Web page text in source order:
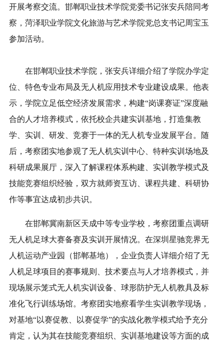
开展考察交流。邯郸职业技术学院党委书记张安兵陪同考
察，菏泽职业学院文化旅游与艺术学院党总支书记周宝玉
参加活动。
在邯郸职业技术学院，张安兵详细介绍了学院办学定
位、特色专业布局及无人机应用技术专业建设成果。他表
示，学院立足低空经济发展需求，构建“岗课赛证”深度融
合的人才培养模式，依托校企共建实训基地，打造集教
学、实训、研发、竞赛于一体的无人机专业发展平台。随
后，考察团实地参观了无人机实训中心、特种实训场地及
科研成果展厅，深入了解课程体系构建、实训教学模式及
技能竞赛组织经验，双方就师资互访、课程共建、科研协
作等事宜达成初步共识。
在邯郸冀南新区天成中等专业学校，考察团重点调研
无人机足球大赛备赛及实训开展情况。在深圳星驰竞界无
人机运动产业园（邯郸基地），企业负责人详细介绍了无
人机足球项目的赛事规则、技术要点与人才培养模式，并
现场展示笼式无人机实训设备、球形防护无人机教具及标
准化飞行训练场馆。考察团实地察看学生实训教学现场，
对基地“以赛促教、以赛促学”的实战化教学模式给予充分
肯定，认为其在技能竞赛组织、实训基地建设等方面的成